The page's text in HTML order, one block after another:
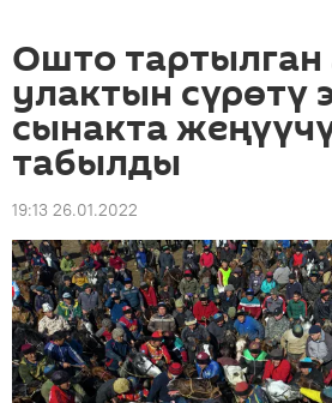
Ошто тартылган
улактын сүрөтү
сынакта
табылды
19:13 26.01.2022